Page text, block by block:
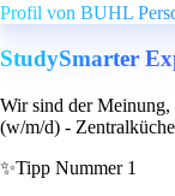
Profil von BUHL
StudySmarter
Wir sind der Meinung,
(w/m/d) -
✨Tipp Nummer 1